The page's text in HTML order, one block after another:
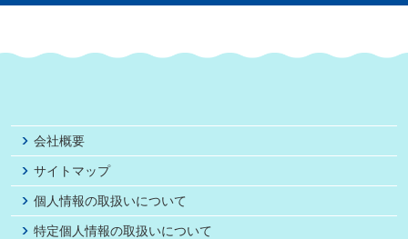
会社概要
サイトマップ
個人情報の取扱いについて
特定個人情報の取扱いについて